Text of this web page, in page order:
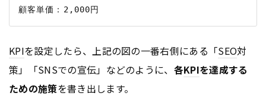
KPIを設定したら、上記の図の一番右側にある「SEO対
策」「SNSでの宣伝」などのように、 各KPIを達成する
ための施策を書き出します。